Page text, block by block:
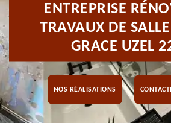
ENTREPRISE
TRAVAUX DE
GRACE UZEL
NOS RÉALISATIONS